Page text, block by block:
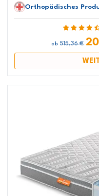
Orthopädisches
ab 515,36 €